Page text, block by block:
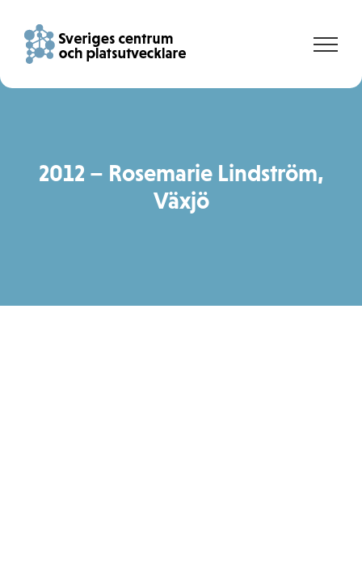
innehållet
2012 – Rosemarie Lindström,
Växjö